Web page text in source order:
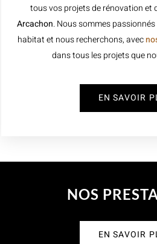
tous vos projets de rénovation et
Arcachon. Nous sommes
habitat et nous recherchons, avec
dans tous les projets que
EN SAVOIR
NOS
EN SAVOIR